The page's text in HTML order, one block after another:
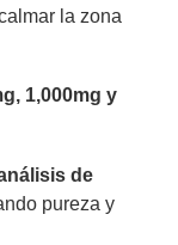
la zona
1,000mg y
de
pureza y